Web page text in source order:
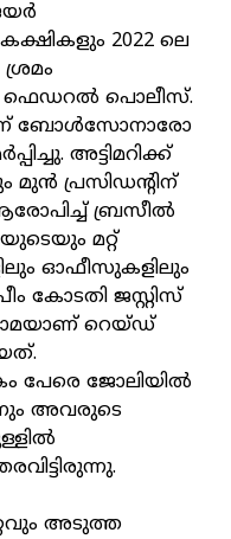
2022 ലെ
ഫെഡറല്‍ പൊലീസ്.
ബോള്‍സോനാരോ
അട്ടിമറിക്ക്
പ്രസിഡന്റിന്
ബ്രസീല്‍
മറ്റ്
ഓഫീസുകളിലും
കോടതി ജസ്റ്റിസ്
റെയ്ഡ്
പേരെ ജോലിയില്‍
അവരുടെ
അടുത്ത